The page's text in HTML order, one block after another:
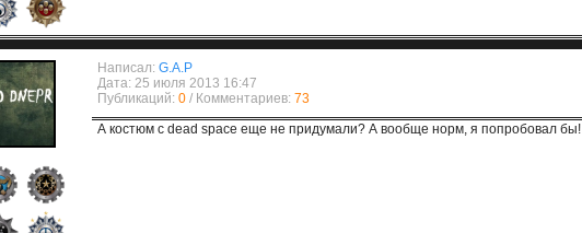
Написал: G.A.P
Дата: 25 июля 2013 16:47
Публикаций: 0/ Комментариев: 73
А костюм с dead space еще не придумали? А вообще норм, я попробовал бы!